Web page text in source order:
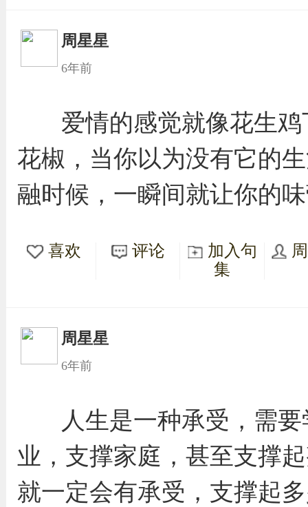
周星星
6年前
爱情的感觉就像花生
花椒，当你以为没有它的
融时候，一瞬间就让你的
喜欢 评论
加入句
集
周星星
6年前
人生是一种承受，需
业，支撑家庭，甚至支撑
就一定会有承受，支撑起